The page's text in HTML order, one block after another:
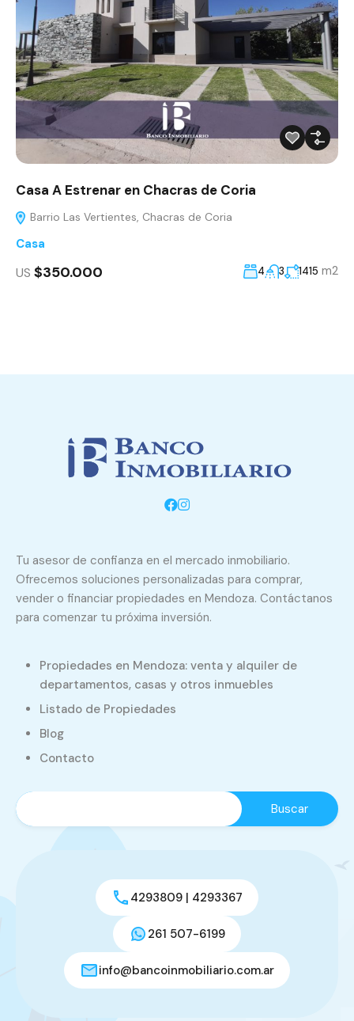
Casa A Estrenar en Chacras de Coria
Barrio Las Vertientes, Chacras de Coria
Casa
US $350.000 4 3 1415 m2
Tu asesor de confianza en el mercado inmobiliario.
Ofrecemos soluciones personalizadas para comprar,
vender o financiar propiedades en Mendoza. Contáctanos
para comenzar tu próxima inversión.
Propiedades en Mendoza: venta y alquiler de
departamentos, casas y otros inmuebles
Listado de Propiedades
Blog
Contacto
4293809 | 4293367
261 507-6199
info@bancoinmobiliario.com.ar